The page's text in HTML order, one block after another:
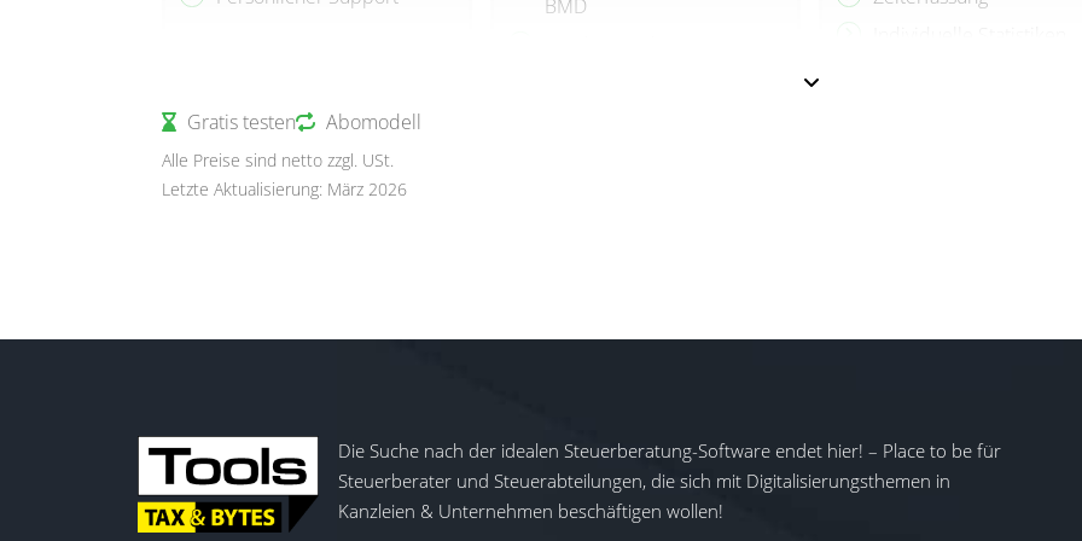
BMD
Gratis testen Abomodell
Alle Preise sind netto zzgl. USt.
Letzte Aktualisierung: März 2026
Die Suche nach der idealen Steuerberatung-Software endet hier! – Place to be für
Steuerberater und Steuerabteilungen, die sich mit Digitalisierungsthemen in
Kanzleien & Unternehmen beschäftigen wollen!